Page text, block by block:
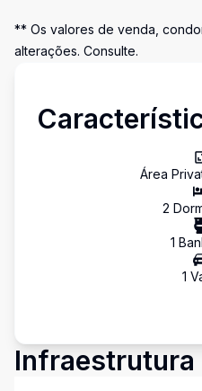
** Os valores de venda,
alterações. Consulte.
Área
2
1
1
Infraestrutura